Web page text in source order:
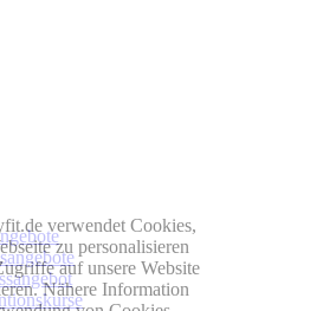
verwendet Cookies,
zu personalisieren
auf unsere Website
Nähere Information